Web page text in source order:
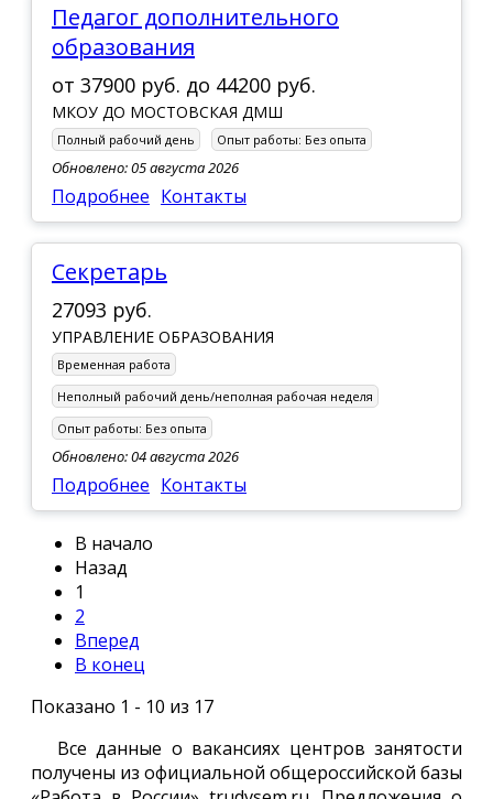
Педагог дополнительного
образования
от 37900 руб. до 44200 руб.
МКОУ ДО МОСТОВСКАЯ ДМШ
Полный рабочий день Опыт работы: Без опыта
Обновлено: 05 августа 2026
Подробнее Контакты
Секретарь
27093 руб.
УПРАВЛЕНИЕ ОБРАЗОВАНИЯ
Временная работа
Неполный рабочий день/неполная рабочая неделя
Опыт работы: Без опыта
Обновлено: 04 августа 2026
Подробнее Контакты
В начало
Назад
1
2
Вперед
В конец
Показано 1 - 10 из 17
Все данные о вакансиях центров занятости
получены из официальной общероссийской базы